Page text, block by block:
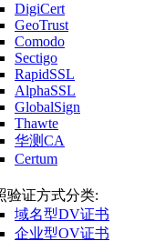
DigiCert
GeoTrust
Comodo
Sectigo
RapidSSL
AlphaSSL
GlobalSign
Thawte
华测CA
Certum
验证方式分类:
域名型DV证书
企业型OV证书